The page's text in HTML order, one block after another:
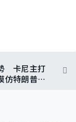
卡尼主打
仿特朗普